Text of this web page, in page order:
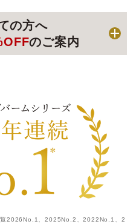
の方へ
のご案内
覧2026No.1、2025No.2、2022No.1、2